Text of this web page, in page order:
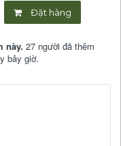
Đặt hàng
này. 27 người đã thêm
bây giờ.